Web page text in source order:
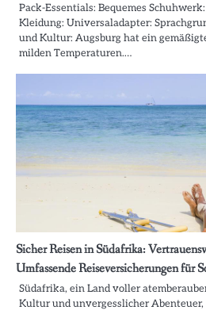
Pack-Essentials: Bequemes
Kleidung: Universaladapter:
und Kultur: Augsburg hat ein
milden Temperaturen.…
Sicher Reisen in Südafrika:
Umfassende Reiseversicherungen für
Südafrika, ein Land voller
Kultur und unvergesslicher Abenteuer,